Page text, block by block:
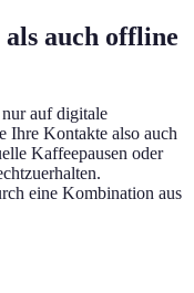
auch offline
auf digitale
Ihre Kontakte also auch
Kaffeepausen oder
eine Kombination aus